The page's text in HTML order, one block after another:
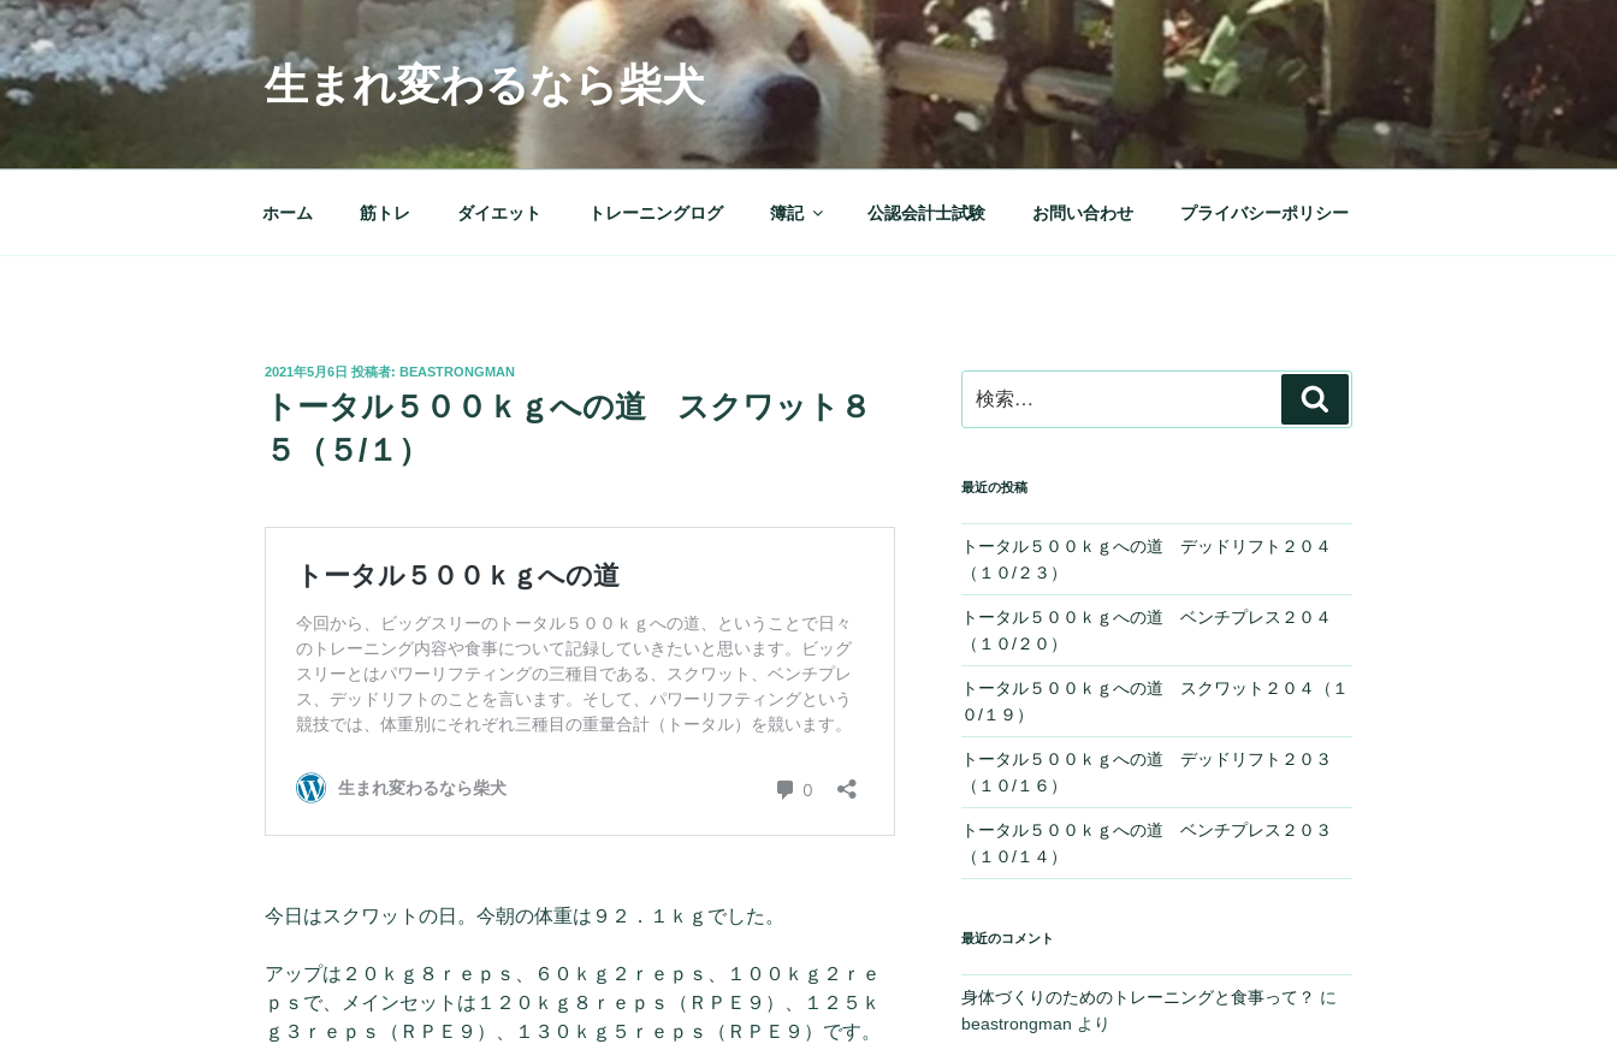
コ
ン
テ
ン
生まれ変わるなら柴犬
ホーム 筋トレ ダイエット トレーニングログ 簿記 公認会計士試験 お問い合わせ プライバシーポリシー
投
日:
2021年5月6日 投稿者: BEASTRONGMAN
トータル５００ｋｇへの道 スクワット８
５（５/１）
今日はスクワットの日。今朝の体重は９２．１ｋｇでした。
アップは２０ｋｇ８ｒｅｐｓ、６０ｋｇ２ｒｅｐｓ、１００ｋｇ２ｒｅ
ｐｓで、メインセットは１２０ｋｇ８ｒｅｐｓ（ＲＰＥ９）、１２５ｋ
ｇ３ｒｅｐｓ（ＲＰＥ９）、１３０ｋｇ５ｒｅｐｓ（ＲＰＥ９）です。
索:
索
最近の投稿
トータル５００ｋｇへの道 デッドリフト２０４
（１０/２３）
トータル５００ｋｇへの道 ベンチプレス２０４
（１０/２０）
トータル５００ｋｇへの道 スクワット２０４（１
０/１９）
トータル５００ｋｇへの道 デッドリフト２０３
（１０/１６）
トータル５００ｋｇへの道 ベンチプレス２０３
（１０/１４）
最近のコメント
身体づくりのためのトレーニングと食事って？ に
beastrongman より